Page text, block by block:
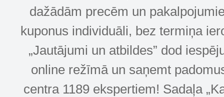
dažādām precēm un
kuponus individuāli, bez termiņa
„Jautājumi un atbildes” dod
online režīmā un saņemt
centra 1189 ekspertiem! Sadaļa